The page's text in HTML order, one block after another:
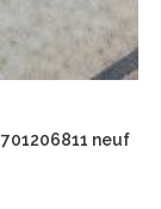
neuf